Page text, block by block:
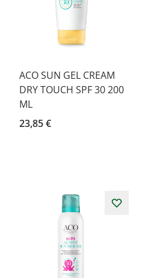
ACO SUN GEL CREAM
DRY TOUCH SPF 30 200
ML
23,85 €